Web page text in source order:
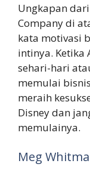
Ungkapan dari
Company di
kata motivasi
intinya. Ketika
sehari-hari
memulai
meraih
Disney dan
memulainya.
Meg